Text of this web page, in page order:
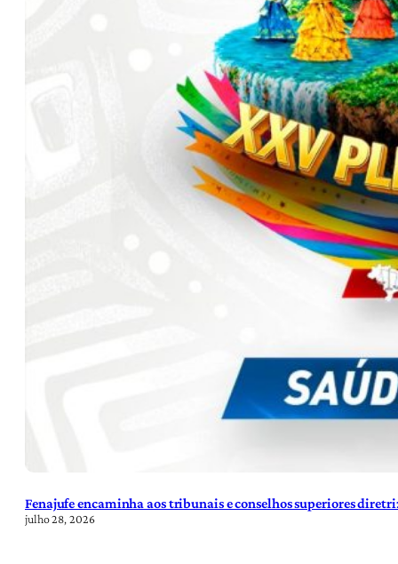
Fenajufe encaminha aos tribunais e conselhos superiores
julho 28, 2026